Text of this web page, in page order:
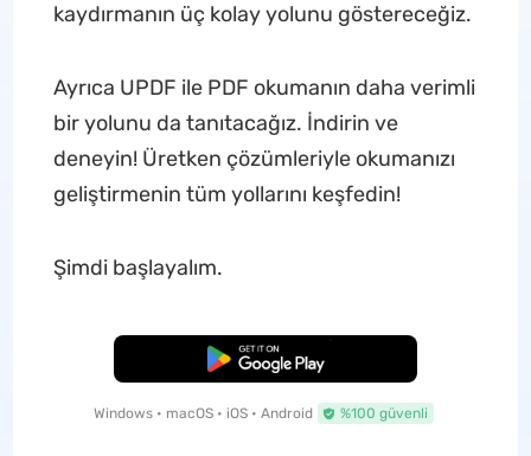
kaydırmanın üç kolay yolunu göstereceğiz.
Ayrıca UPDF ile PDF okumanın daha verimli
bir yolunu da tanıtacağız. İndirin ve
deneyin! Üretken çözümleriyle okumanızı
geliştirmenin tüm yollarını keşfedin!
Şimdi başlayalım.
Ücretsiz İndirme
Windows • macOS • iOS • Android %100 güvenli